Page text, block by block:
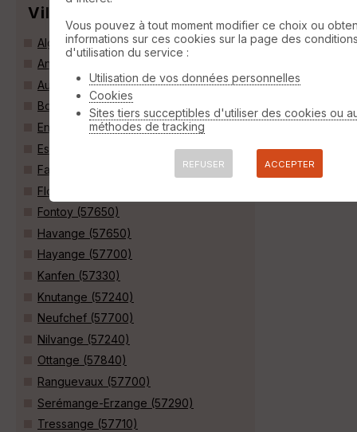
Villes
Algrange (57440)
Angevillers (57440)
Audun-le-Tiche (57390)
Boulange (57113)
Entrange (57330)
Escherange (57330)
Fameck (57290)
Florange (57190)
Fontoy (57650)
Havange (57650)
Hayange (57700)
Kanfen (57330)
Knutange (57240)
Neufchef (57700)
Nilvange (57240)
Ottange (57840)
Ranguevaux (57700)
Serémange-Erzange (57290)
Tressange (57710)
Vous pouvez à tout moment modifier ce choix ou
informations sur ces cookies sur la page des
d'utilisation du service :
Utilisation de vos données personnelles
Cookies
Sites tiers succeptibles d'utiliser des cookies ou
méthodes de tracking
REFUSER ACCEPTER